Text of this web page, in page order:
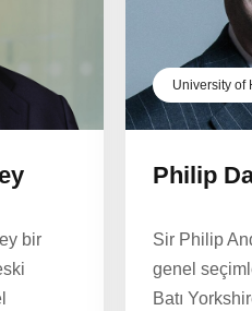
bir
University of
Philip
Sir Philip
genel
Batı